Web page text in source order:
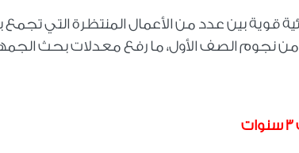
2026 منافسة سينمائية قوية بين عدد من الأعمال المنتظرة التي
من نجوم الصف الأول، ما رفع معدلات بحث